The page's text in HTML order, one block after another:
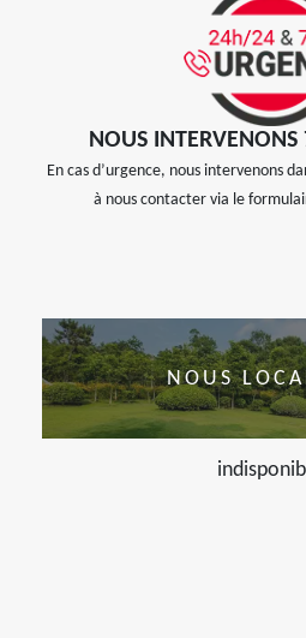
NOUS
En cas d’urgence, nous intervenons
à nous contacter via le
NOUS